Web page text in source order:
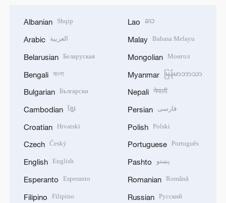
Albanian Shqip
Arabic العربية
Belarusian Беларуская
Bengali বাংলা
Bulgarian Български
Cambodian ខ្មែរ
Croatian Hrvatski
Czech Český
English English
Esperanto Esperanto
Filipino Filipino
Lao ລາວ
Malay Bahasa Melayu
Mongolian Монгол
Myanmar မြန်မာဘာသာ
Nepali नेपाली
Persian فارسی
Polish Polski
Portuguese Português
Pashto پښتو
Romanian Română
Russian Русский